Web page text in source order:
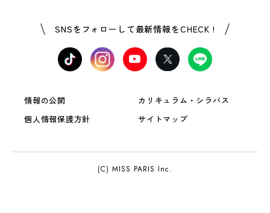
SNSをフォローして最新情報をCHECK !
情報の公開
カリキュラム・シラバス
個人情報保護方針
サイトマップ
(C) MISS PARIS Inc.